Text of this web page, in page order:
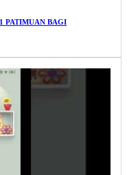
PATIMUAN BAGI